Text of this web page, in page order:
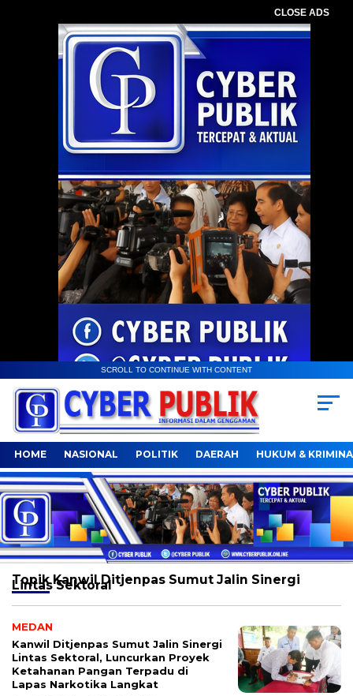
CLOSE ADS
SCROLL TO CONTINUE WITH CONTENT
HOME NASIONAL POLITIK DAERAH HUKUM &
Topik Kanwil Ditjenpas Sumut Jalin Sinergi
Lintas Sektoral
MEDAN
Kanwil Ditjenpas Sumut Jalin Sinergi
Lintas Sektoral, Luncurkan Proyek
Ketahanan Pangan Terpadu di
Lapas Narkotika Langkat